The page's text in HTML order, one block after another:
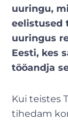
uuringu,
eelistused
uuringus
Eesti, kes
tööandja
Kui teistes
tihedam